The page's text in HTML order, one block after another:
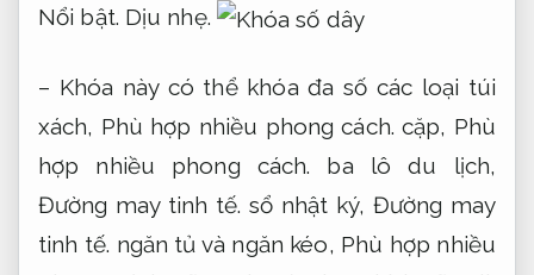
Nổi bật. Dịu nhẹ.
– Khóa này có thể khóa đa số các loại túi
xách, Phù hợp nhiều phong cách. cặp, Phù
hợp nhiều phong cách. ba lô du lịch,
Đường may tinh tế. sổ nhật ký, Đường may
tinh tế. ngăn tủ và ngăn kéo, Phù hợp nhiều